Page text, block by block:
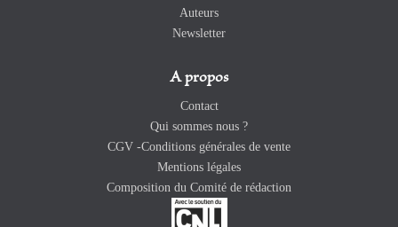
Auteurs
Newsletter
A propos
Contact
Qui sommes nous ?
CGV -Conditions générales de vente
Mentions légales
Composition du Comité de rédaction